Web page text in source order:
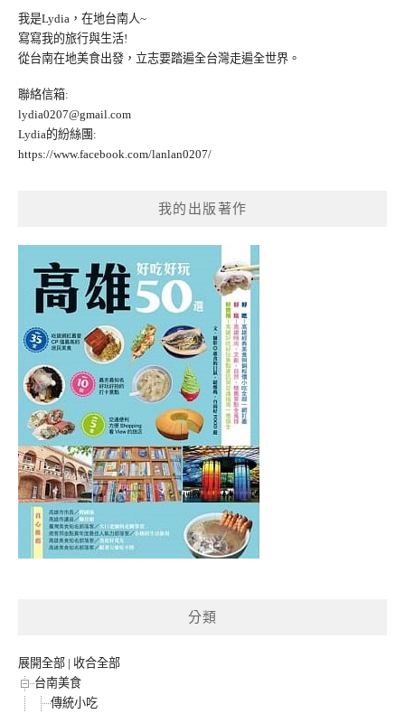
我是Lydia，在地台南人~
寫寫我的旅行與生活!
從台南在地美食出發，立志要踏遍全台灣走遍全世界。
聯絡信箱:
lydia0207@gmail.com
Lydia的紛絲團:
https://www.facebook.com/lanlan0207/
我的出版著作
分類
展開全部 | 收合全部
台南美食
傳統小吃